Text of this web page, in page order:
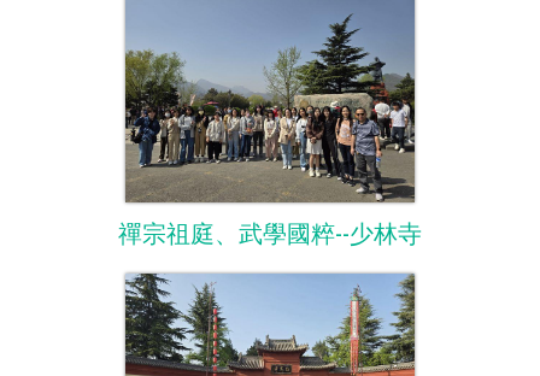
禪宗祖庭、武學國粹--少林寺